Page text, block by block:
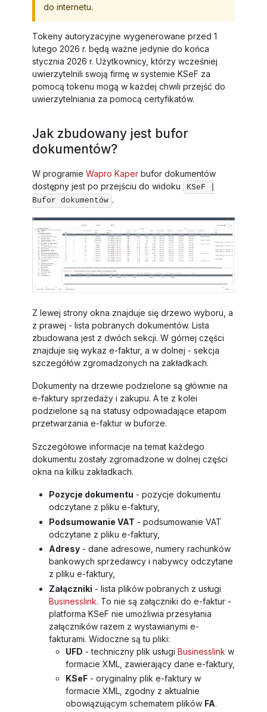
do internetu.
Tokeny autoryzacyjne wygenerowane przed 1
lutego 2026 r. będą ważne jedynie do końca
stycznia 2026 r. Użytkownicy, którzy wcześniej
uwierzytelnili swoją firmę w systemie KSeF za
pomocą tokenu mogą w każdej chwili przejść do
uwierzytelniania za pomocą certyfikatów.
Jak zbudowany jest bufor
dokumentów?
W programie Wapro Kaper bufor dokumentów
dostępny jest po przejściu do widoku
KSeF |
Bufor dokumentów .
Z lewej strony okna znajduje się drzewo wyboru, a
z prawej - lista pobranych dokumentów. Lista
zbudowana jest z dwóch sekcji. W górnej części
znajduje się wykaz e-faktur, a w dolnej - sekcja
szczegółów zgromadzonych na zakładkach.
Dokumenty na drzewie podzielone są głównie na
e-faktury sprzedaży i zakupu. A te z kolei
podzielone są na statusy odpowiadające etapom
przetwarzania e-faktur w buforze.
Szczegółowe informacje na temat każdego
dokumentu zostały zgromadzone w dolnej części
okna na kilku zakładkach.
Pozycje dokumentu - pozycje dokumentu
odczytane z pliku e-faktury,
Podsumowanie VAT - podsumowanie VAT
odczytane z pliku e-faktury,
Adresy - dane adresowe, numery rachunków
bankowych sprzedawcy i nabywcy odczytane
z pliku e-faktury,
Załączniki - lista plików pobranych z usługi
Businesslink. To nie są załączniki do e-faktur -
platforma KSeF nie umożliwia przesyłania
załączników razem z wystawianymi e-
fakturami. Widoczne są tu pliki:
UFD - techniczny plik usługi Businesslink w
formacie XML, zawierający dane e-faktury,
KSeF - oryginalny plik e-faktury w
formacie XML, zgodny z aktualnie
obowiązującym schematem plików FA.